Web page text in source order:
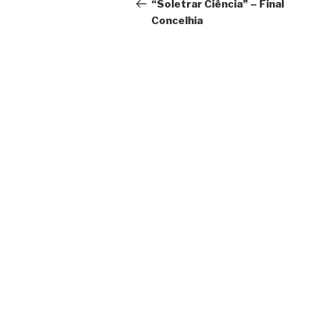
artigos
“Soletrar Ciência” – Final
Concelhia